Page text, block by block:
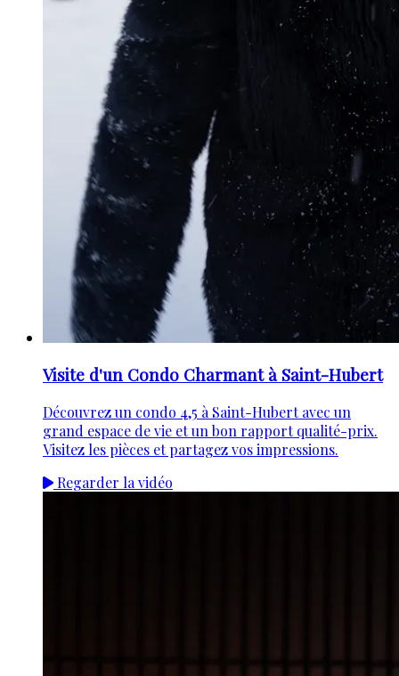
Visite d'un Condo Charmant à Saint-Hubert
Découvrez un condo 4,5 à Saint-Hubert avec un
grand espace de vie et un bon rapport qualité-prix.
Visitez les pièces et partagez vos impressions.
Regarder la vidéo